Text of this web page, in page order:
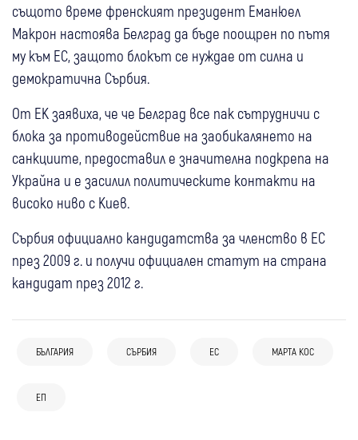
същото време френският президент Еманюел
Макрон настоява Белград да бъде поощрен по пътя
му към ЕС, защото блокът се нуждае от силна и
демократична Сърбия.
От ЕК заявиха, че че Белград все пак сътрудничи с
блока за противодействие на заобикалянето на
санкциите, предоставил е значителна подкрепа на
Украйна и е засилил политическите контакти на
високо ниво с Киев.
Сърбия официално кандидатства за членство в ЕС
през 2009 г. и получи официален статут на страна
кандидат през 2012 г.
БЪЛГАРИЯ СЪРБИЯ ЕС МАРТА КОС
ЕП
Банско 05 авг
Кметът на Банско: Няма данни за
внушения
Слави Трифонов с ново писмо до
Горещата вълна връхлетя Балканите:
Катастрофа, отнети документи и